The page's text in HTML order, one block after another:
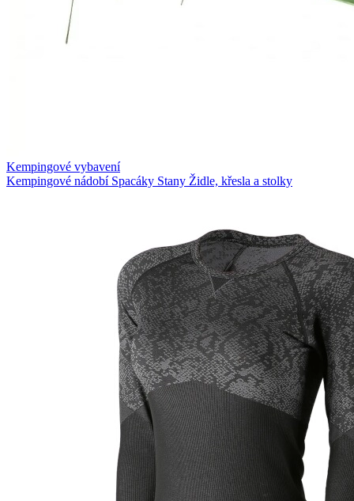
Kempingové vybavení
Kempingové nádobí Spacáky Stany Židle, křesla a stolky